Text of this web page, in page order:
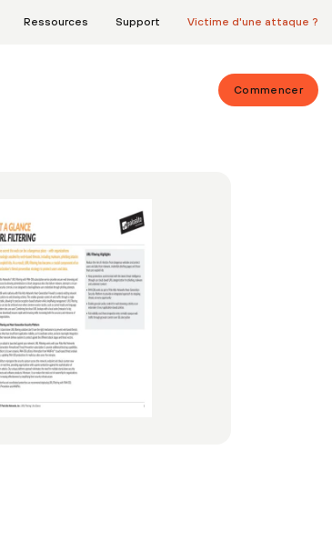
Ressources Support Victime d'une attaque ?
Commencer